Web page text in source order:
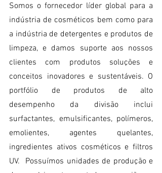
Somos o fornecedor líder global para a
indústria de cosméticos bem como para
a indústria de detergentes e produtos de
limpeza, e damos suporte aos nossos
clientes com produtos soluções e
conceitos inovadores e sustentáveis. O
portfólio de produtos de alto
desempenho da divisão inclui
surfactantes, emulsificantes, polímeros,
emolientes, agentes quelantes,
ingredientes ativos cosméticos e filtros
UV.  Possuímos unidades de produção e